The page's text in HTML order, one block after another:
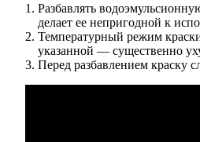
Разбавлять
делает ее непригодной к
Температурный режим
указанной — существенно
Перед разбавлением краску